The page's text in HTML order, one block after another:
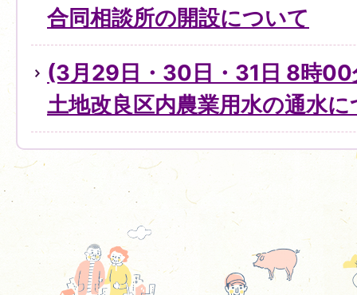
合同相談所の開設について
(3月29日・30日・31日 8時
土地改良区内農業用水の通水